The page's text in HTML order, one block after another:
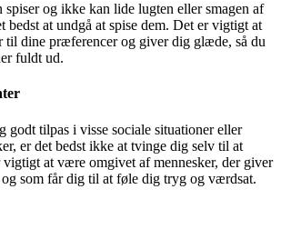
og ikke kan lide lugten eller smagen af
bedst at undgå at spise dem. Det er vigtigt at
til dine præferencer og giver dig glæde, så du
fuldt ud.
godt tilpas i visse sociale situationer eller
er det bedst ikke at tvinge dig selv til at
vigtigt at være omgivet af mennesker, der giver
som får dig til at føle dig tryg og værdsat.